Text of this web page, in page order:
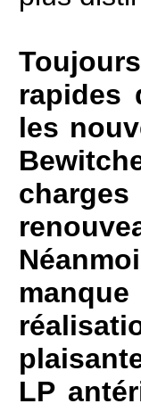
rapides
les
LP